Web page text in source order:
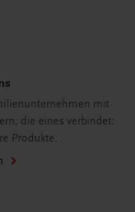
mit
die eines verbindet:
Produkte.